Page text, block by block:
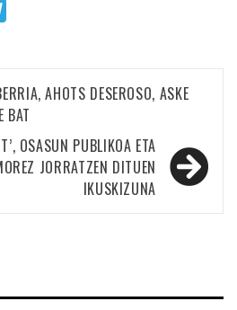
AHOTS DESEROSO, ASKE
BAT
OSASUN PUBLIKOA ETA
JORRATZEN DITUEN
IKUSKIZUNA